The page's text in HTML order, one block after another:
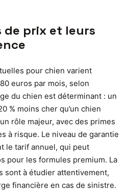
de prix et leurs
pour chien varient
euros par mois, selon
du chien est déterminant : un
% moins cher qu’un chien
rôle majeur, avec des primes
à risque. Le niveau de garantie
le tarif annuel, qui peut
pour les formules premium. La
sont à étudier attentivement,
financière en cas de sinistre.